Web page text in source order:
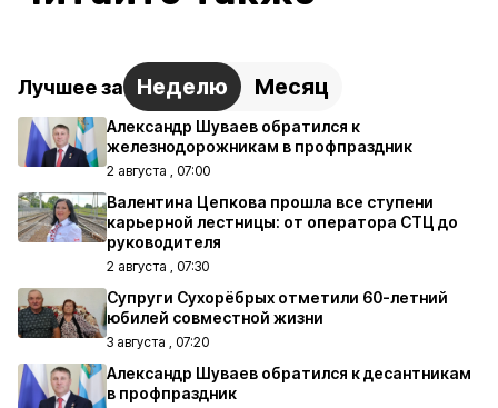
Лучшее за Неделю Месяц
Александр Шуваев обратился к
железнодорожникам в профпраздник
2 августа , 07:00
Валентина Цепкова прошла все ступени
карьерной лестницы: от оператора СТЦ до
руководителя
2 августа , 07:30
Супруги Сухорёбрых отметили 60-летний
юбилей совместной жизни
3 августа , 07:20
Александр Шуваев обратился к десантникам
в профпраздник